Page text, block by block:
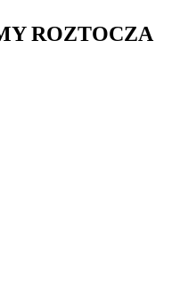
ROZTOCZA